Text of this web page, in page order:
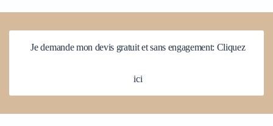
Je demande mon devis gratuit et sans engagement: Cliquez
ici